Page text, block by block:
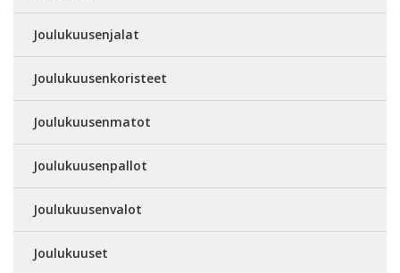
Joulukuusenjalat
Joulukuusenkoristeet
Joulukuusenmatot
Joulukuusenpallot
Joulukuusenvalot
Joulukuuset